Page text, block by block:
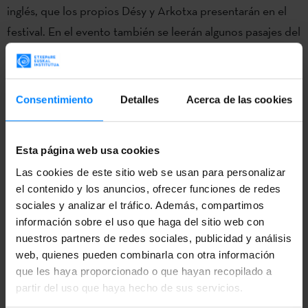
Consentimiento Detalles Acerca de las cookies
Esta página web usa cookies
Las cookies de este sitio web se usan para personalizar
el contenido y los anuncios, ofrecer funciones de redes
sociales y analizar el tráfico. Además, compartimos
información sobre el uso que haga del sitio web con
nuestros partners de redes sociales, publicidad y análisis
web, quienes pueden combinarla con otra información
que les haya proporcionado o que hayan recopilado a
partir del uso que haya hecho de sus servicios.
inglés, que los propios Désy y Arkotxa presentarán en el
festival. En el evento también se leerán algunos pasajes del
mismo, acompañados de la música de Trio Zukan. Cabe
mencionar, asimismo, que esta formación compuesta por
Maria Zubimendi, Gorka Catediano y Jon Ansorena
La artista seleccionada para realizar la portada de esta
nueva edición de ‘Chejov vs. Shakespeare’ ha sido la
ilustradora Higinia Garay. El libro se presentará en el País
Vasco en noviembre, en el marco del festival Literaktum
de San Sebastián.
Para terminar con el festival ´Québec en toutes lettres´,